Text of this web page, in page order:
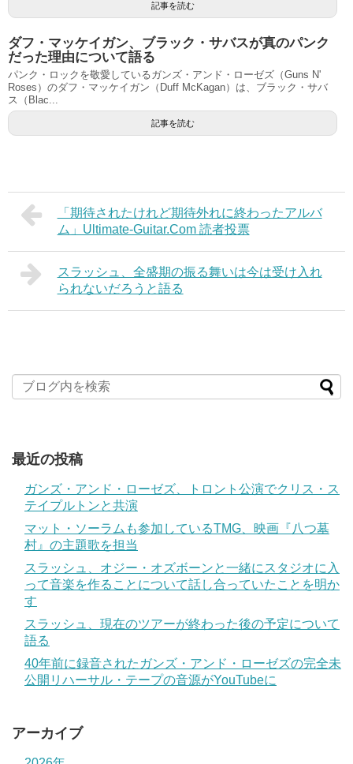
記事を読む
ダフ・マッケイガン、ブラック・サバスが真のパンク
だった理由について語る
パンク・ロックを敬愛しているガンズ・アンド・ローゼズ（Guns N'
Roses）のダフ・マッケイガン（Duff McKagan）は、ブラック・サバ
ス（Blac...
記事を読む
「期待されたけれど期待外れに終わったアルバ
ム」Ultimate-Guitar.Com 読者投票
スラッシュ、全盛期の振る舞いは今は受け入れ
られないだろうと語る
最近の投稿
ガンズ・アンド・ローゼズ、トロント公演でクリス・ス
テイプルトンと共演
マット・ソーラムも参加しているTMG、映画『八つ墓
村』の主題歌を担当
スラッシュ、オジー・オズボーンと一緒にスタジオに入
って音楽を作ることについて話し合っていたことを明か
す
スラッシュ、現在のツアーが終わった後の予定について
語る
40年前に録音されたガンズ・アンド・ローゼズの完全未
公開リハーサル・テープの音源がYouTubeに
アーカイブ